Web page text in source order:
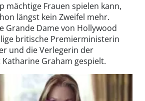
mächtige Frauen spielen kann,
längst kein Zweifel mehr.
Grande Dame von Hollywood
britische Premierministerin
und die Verlegerin der
Graham gespielt.